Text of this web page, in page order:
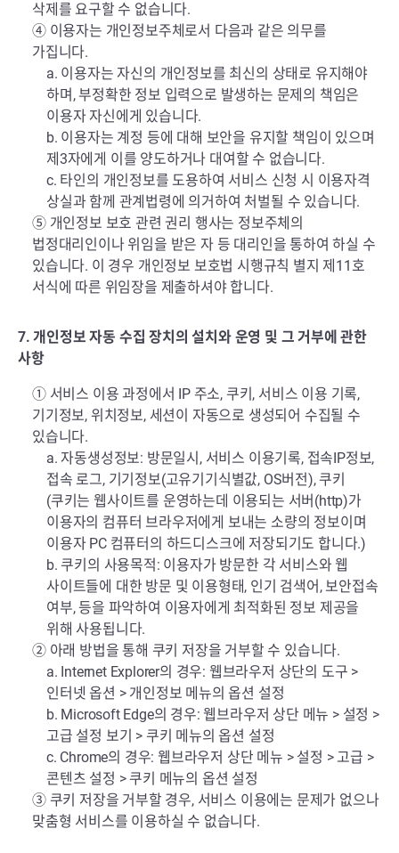
삭제를 요구할 수 없습니다.
④ 이용자는 개인정보주체로서 다음과 같은 의무를
가집니다.
a. 이용자는 자신의 개인정보를 최신의 상태로 유지해야
하며, 부정확한 정보 입력으로 발생하는 문제의 책임은
이용자 자신에게 있습니다.
b. 이용자는 계정 등에 대해 보안을 유지할 책임이 있으며
제3자에게 이를 양도하거나 대여할 수 없습니다.
c. 타인의 개인정보를 도용하여 서비스 신청 시 이용자격
상실과 함께 관계법령에 의거하여 처벌될 수 있습니다.
⑤ 개인정보 보호 관련 권리 행사는 정보주체의
법정대리인이나 위임을 받은 자 등 대리인을 통하여 하실 수
있습니다. 이 경우 개인정보 보호법 시행규칙 별지 제11호
서식에 따른 위임장을 제출하셔야 합니다.
7. 개인정보 자동 수집 장치의 설치와 운영 및 그 거부에 관한
사항
① 서비스 이용 과정에서 IP 주소, 쿠키, 서비스 이용 기록,
기기정보, 위치정보, 세션이 자동으로 생성되어 수집될 수
있습니다.
a. 자동생성정보: 방문일시, 서비스 이용기록, 접속IP정보,
접속 로그, 기기정보(고유기기식별값, OS버전), 쿠키
(쿠키는 웹사이트를 운영하는데 이용되는 서버(http)가
이용자의 컴퓨터 브라우저에게 보내는 소량의 정보이며
이용자 PC 컴퓨터의 하드디스크에 저장되기도 합니다.)
b. 쿠키의 사용목적: 이용자가 방문한 각 서비스와 웹
사이트들에 대한 방문 및 이용형태, 인기 검색어, 보안접속
여부, 등을 파악하여 이용자에게 최적화된 정보 제공을
위해 사용됩니다.
② 아래 방법을 통해 쿠키 저장을 거부할 수 있습니다.
a. Internet Explorer의 경우: 웹브라우저 상단의 도구 >
인터넷 옵션 > 개인정보 메뉴의 옵션 설정
b. Microsoft Edge의 경우: 웹브라우저 상단 메뉴 > 설정 >
고급 설정 보기 > 쿠키 메뉴의 옵션 설정
c. Chrome의 경우: 웹브라우저 상단 메뉴 > 설정 > 고급 >
콘텐츠 설정 > 쿠키 메뉴의 옵션 설정
③ 쿠키 저장을 거부할 경우, 서비스 이용에는 문제가 없으나
맞춤형 서비스를 이용하실 수 없습니다.